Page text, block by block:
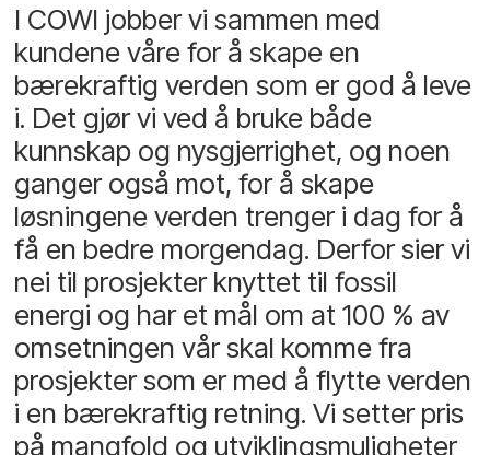
I COWI jobber vi sammen med
kundene våre for å skape en
bærekraftig verden som er god å leve
i. Det gjør vi ved å bruke både
kunnskap og nysgjerrighet, og noen
ganger også mot, for å skape
løsningene verden trenger i dag for å
få en bedre morgendag. Derfor sier vi
nei til prosjekter knyttet til fossil
energi og har et mål om at 100 % av
omsetningen vår skal komme fra
prosjekter som er med å flytte verden
i en bærekraftig retning. Vi setter pris
på mangfold og utviklingsmuligheter